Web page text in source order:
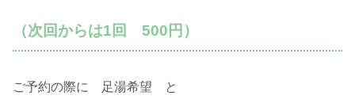
（次回からは1回 500円）
ご予約の際に 足湯希望 と